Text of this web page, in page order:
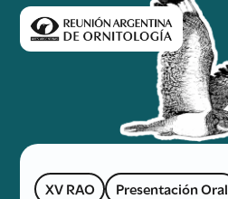
XV RAO Presentación Oral